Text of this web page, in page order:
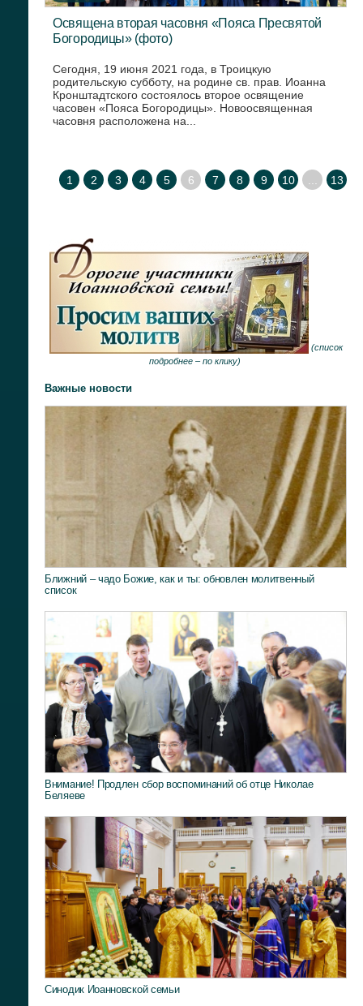
Освящена вторая часовня «Пояса Пресвятой
Богородицы» (фото)
Сегодня, 19 июня 2021 года, в Троицкую
родительскую субботу, на родине св. прав. Иоанна
Кронштадтского состоялось второе освящение
часовен «Пояса Богородицы». Новоосвященная
часовня расположена на...
1 2 3 4 5 6 7 8 9 10 13
(список
подробнее – по клику)
Важные новости
Ближний – чадо Божие, как и ты: обновлен молитвенный
список
Внимание! Продлен сбор воспоминаний об отце Николае
Беляеве
Синодик Иоанновской семьи